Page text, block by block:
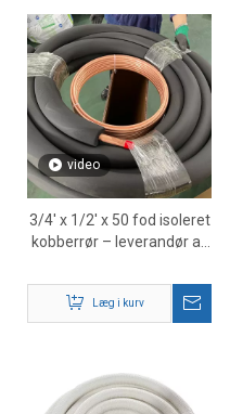
video
3/4' x 1/2' x 50 fod isoleret
kobberrør – leverandør af
ledningssæt
Læg i kurv